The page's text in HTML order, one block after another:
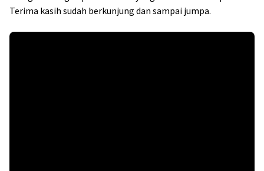
Terima kasih sudah berkunjung dan sampai jumpa.